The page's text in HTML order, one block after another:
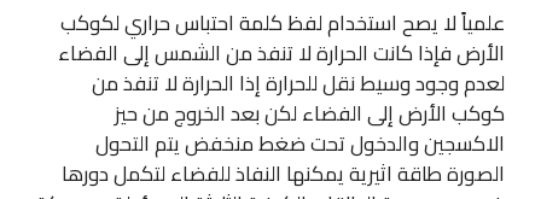
علمياً لا يصح استخدام لفظ كلمة احتباس حراري لكوكب
الأرض فإذا كانت الحرارة لا تنفذ من الشمس إلى الفضاء
لعدم وجود وسيط نقل للحرارة إذا الحرارة لا تنفذ من
كوكب الأرض إلى الفضاء لكن بعد الخروج من حيز
الاكسجين والدخول تحت ضغط منخفض يتم التحول
الصورة طاقة اثيرية يمكنها النفاذ للفضاء لتكمل دورها